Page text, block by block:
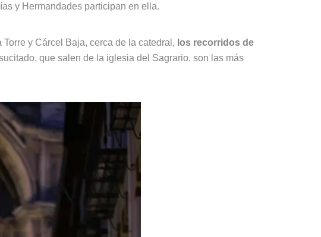
y Hermandades participan en ella.
y Cárcel Baja, cerca de la catedral, los recorridos de
que salen de la iglesia del Sagrario, son las más